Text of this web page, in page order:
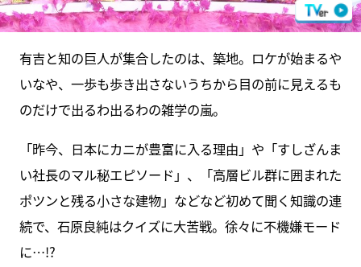
有吉と知の巨人が集合したのは、築地。ロケが始まるや
いなや、一歩も歩き出さないうちから目の前に見えるも
のだけで出るわ出るわの雑学の嵐。
「昨今、日本にカニが豊富に入る理由」や「すしざんま
い社長のマル秘エピソード」、「高層ビル群に囲まれた
ポツンと残る小さな建物」などなど初めて聞く知識の連
続で、石原良純はクイズに大苦戦。徐々に不機嫌モード
に…!?